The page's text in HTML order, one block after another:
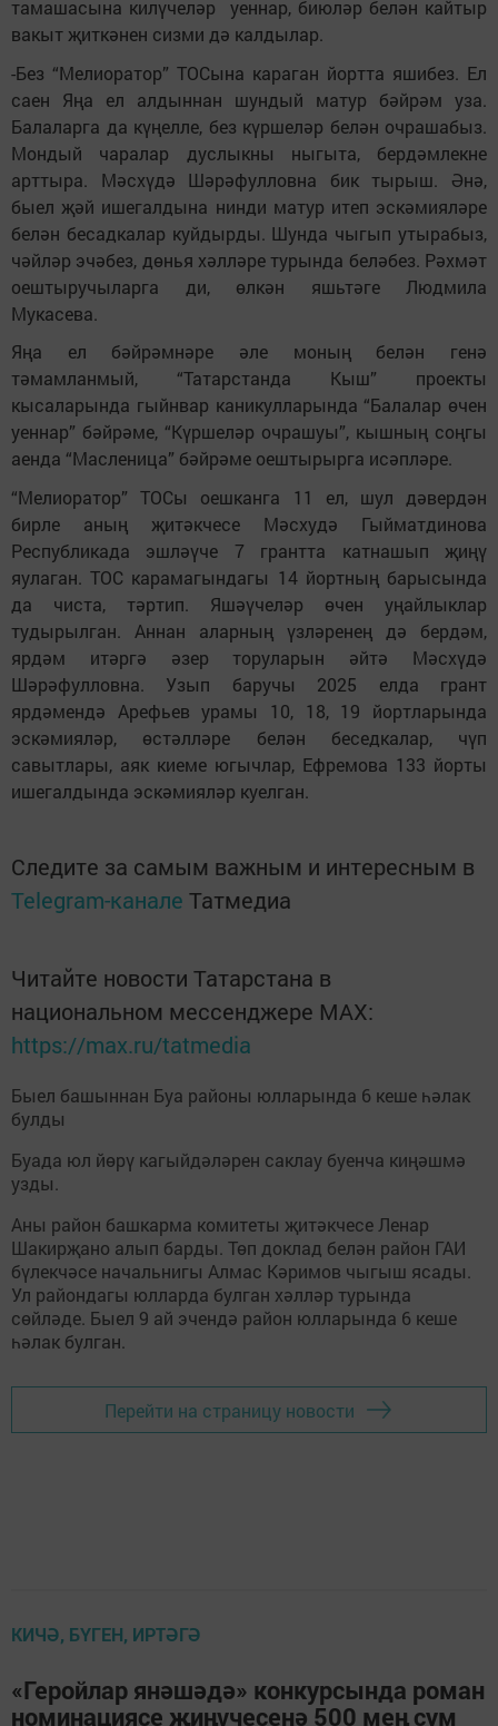
тамашасына килүчеләр уеннар, биюләр белән кайтыр
вакыт җиткәнен сизми дә калдылар.
-Без “Мелиоратор” ТОСына караган йортта яшибез. Ел
саен Яңа ел алдыннан шундый матур бәйрәм уза.
Балаларга да күңелле, без күршеләр белән очрашабыз.
Мондый чаралар дуслыкны ныгыта, бердәмлекне
арттыра. Мәсхүдә Шәрәфулловна бик тырыш. Әнә,
быел җәй ишегалдына нинди матур итеп эскәмияләре
белән бесадкалар куйдырды. Шунда чыгып утырабыз,
чәйләр эчәбез, дөнья хәлләре турында беләбез. Рәхмәт
оештыручыларга ди, өлкән яшьтәге Людмила
Мукасева.
Яңа ел бәйрәмнәре әле моның белән генә
тәмамланмый, “Татарстанда Кыш” проекты
кысаларында гыйнвар каникулларында “Балалар өчен
уеннар” бәйрәме, “Күршеләр очрашуы”, кышның соңгы
аенда “Масленица” бәйрәме оештырырга исәпләре.
“Мелиоратор” ТОСы оешканга 11 ел, шул дәвердән
бирле аның җитәкчесе Мәсхудә Гыйматдинова
Республикада эшләүче 7 грантта катнашып җиңү
яулаган. ТОС карамагындагы 14 йортның барысында
да чиста, тәртип. Яшәүчеләр өчен уңайлыклар
тудырылган. Аннан аларның үзләренең дә бердәм,
ярдәм итәргә әзер торуларын әйтә Мәсхүдә
Шәрәфулловна. Узып баручы 2025 елда грант
ярдәмендә Арефьев урамы 10, 18, 19 йортларында
эскәмияләр, өстәлләре белән беседкалар, чүп
савытлары, аяк киеме югычлар, Ефремова 133 йорты
ишегалдында эскәмияләр куелган.
Следите за самым важным и интересным в
Telegram-канале Татмедиа
Читайте новости Татарстана в
национальном мессенджере MАХ:
https://max.ru/tatmedia
Быел башыннан Буа районы юлларында 6 кеше һәлак
булды
Буада юл йөрү кагыйдәләрен саклау буенча киңәшмә
узды.
Аны район башкарма комитеты җитәкчесе Ленар
Шакирҗано алып барды. Төп доклад белән район ГАИ
бүлекчәсе начальнигы Алмас Кәримов чыгыш ясады.
Ул райондагы юлларда булган хәлләр турында
сөйләде. Быел 9 ай эчендә район юлларында 6 кеше
һәлак булган.
Перейти на страницу новости
КИЧӘ, БҮГЕН, ИРТӘГӘ
«Геройлар янәшәдә» конкурсында роман
номинациясе җиңүчесенә 500 мең сум